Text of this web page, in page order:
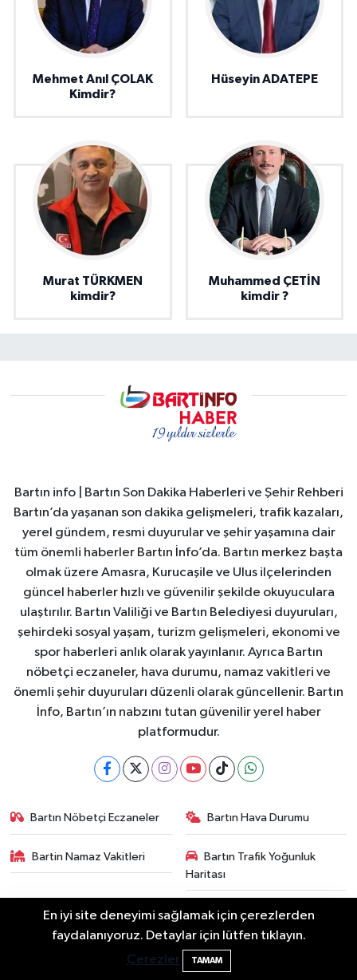
Mehmet Anıl ÇOLAK
Kimdir?
Hüseyin ADATEPE
Murat TÜRKMEN
kimdir?
Muhammed ÇETİN
kimdir ?
Bartın info | Bartın Son Dakika Haberleri ve Şehir Rehberi
Bartın’da yaşanan son dakika gelişmeleri, trafik kazaları,
yerel gündem, resmi duyurular ve şehir yaşamına dair
tüm önemli haberler Bartın İnfo’da. Bartın merkez başta
olmak üzere Amasra, Kurucaşile ve Ulus ilçelerinden
güncel haberler hızlı ve güvenilir şekilde okuyuculara
ulaştırılır. Bartın Valiliği ve Bartın Belediyesi duyuruları,
şehirdeki sosyal yaşam, turizm gelişmeleri, ekonomi ve
spor haberleri anlık olarak yayınlanır. Ayrıca Bartın
nöbetçi eczaneler, hava durumu, namaz vakitleri ve
önemli şehir duyuruları düzenli olarak güncellenir. Bartın
İnfo, Bartın’ın nabzını tutan güvenilir yerel haber
platformudur.
Bartın Nöbetçi Eczaneler Bartın Hava Durumu
Bartin Namaz Vakitleri
Bartın Trafik Yoğunluk
Haritası
Puan Durumu ve Fikstür Tüm Manşetler
Haber Arşivi
En iyi site deneyimi sağlamak için çerezlerden
faydalanıyoruz. Detaylar için lütfen tıklayın.
Çerezler
TAMAM
18:40 Drakula böceği Bartın’da: Fındık için
tehlike büyüyor